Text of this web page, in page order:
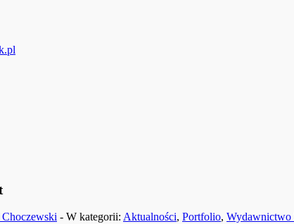
- W kategorii: Aktualności, Portfolio, Wydawnictwo